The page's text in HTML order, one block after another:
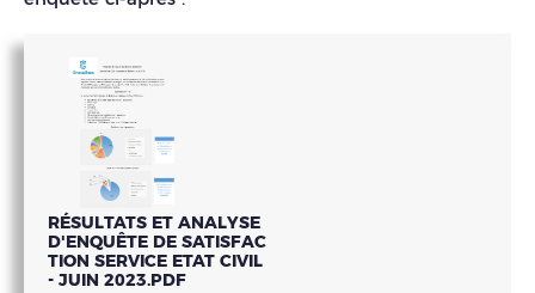
RÉSULTATS ET ANALYSE
D'ENQUÊTE DE SATISFAC
TION SERVICE ETAT CIVIL
- JUIN 2023.PDF